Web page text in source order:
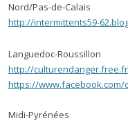
Nord/Pas-de-Calais
http://intermittents59-
Languedoc-Roussillon
http://
https://www.facebook.com/
Midi-Pyrénées